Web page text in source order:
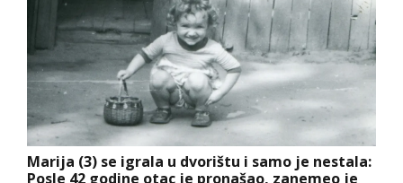
Marija (3) se igrala u dvorištu i samo je nestala:
Posle 42 godine otac je pronašao, zanemeo je